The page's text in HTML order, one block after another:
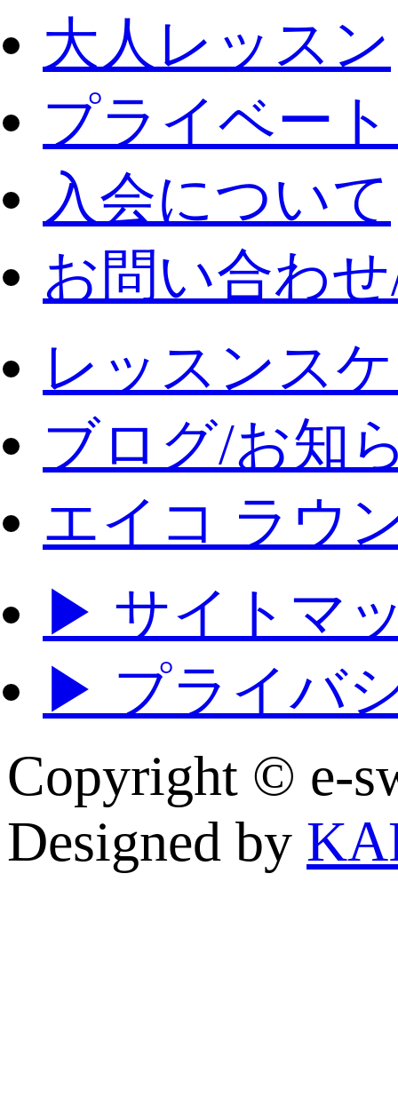
大人レッスン
プライベー
入会について
お問い合わ
レッスンス
ブログ/お知
エイコ ラウ
▶ サイトマ
▶ プライバ
Copyright © e-
Designed by